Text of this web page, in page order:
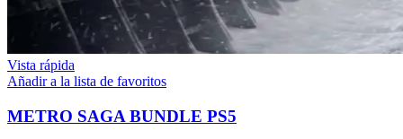
Vista rápida
Añadir a la lista de favoritos
METRO SAGA BUNDLE PS5